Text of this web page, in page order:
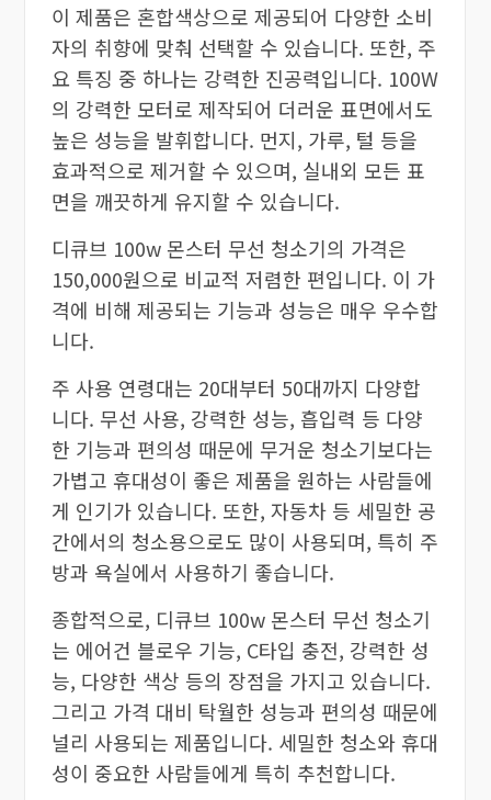
이 제품은 혼합색상으로 제공되어 다양한 소비
자의 취향에 맞춰 선택할 수 있습니다. 또한, 주
요 특징 중 하나는 강력한 진공력입니다. 100W
의 강력한 모터로 제작되어 더러운 표면에서도
높은 성능을 발휘합니다. 먼지, 가루, 털 등을
효과적으로 제거할 수 있으며, 실내외 모든 표
면을 깨끗하게 유지할 수 있습니다.
디큐브 100w 몬스터 무선 청소기의 가격은
150,000원으로 비교적 저렴한 편입니다. 이 가
격에 비해 제공되는 기능과 성능은 매우 우수합
니다.
주 사용 연령대는 20대부터 50대까지 다양합
니다. 무선 사용, 강력한 성능, 흡입력 등 다양
한 기능과 편의성 때문에 무거운 청소기보다는
가볍고 휴대성이 좋은 제품을 원하는 사람들에
게 인기가 있습니다. 또한, 자동차 등 세밀한 공
간에서의 청소용으로도 많이 사용되며, 특히 주
방과 욕실에서 사용하기 좋습니다.
종합적으로, 디큐브 100w 몬스터 무선 청소기
는 에어건 블로우 기능, C타입 충전, 강력한 성
능, 다양한 색상 등의 장점을 가지고 있습니다.
그리고 가격 대비 탁월한 성능과 편의성 때문에
널리 사용되는 제품입니다. 세밀한 청소와 휴대
성이 중요한 사람들에게 특히 추천합니다.